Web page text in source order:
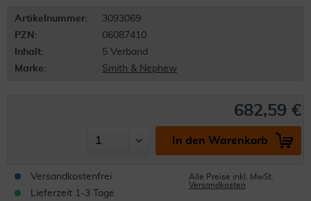
Artikelnummer:
3093069
PZN:
06087410
Inhalt:
5 Verband
Marke:
Smith & Nephew
682,59 €
In den Warenkorb
Versandkostenfrei
Lieferzeit 1-3 Tage
Alle Preise inkl. MwSt.
Versandkosten